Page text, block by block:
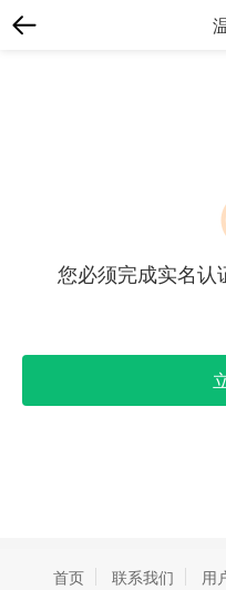
您必须完成实名认
首页 联系我们 用